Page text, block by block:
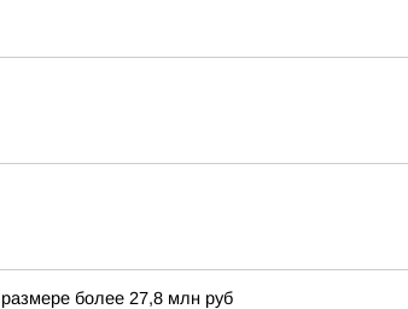
более 27,8 млн руб